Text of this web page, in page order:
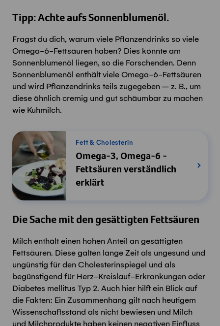
Tipp: Achte aufs Sonnenblumenöl.
Fragst du dich, warum viele Pflanzendrinks so viele
Omega-6-Fettsäuren haben? Dies könnte am
Sonnenblumenöl liegen, so die Forschenden. Denn
Sonnenblumenöl enthält viele Omega-6-Fettsäuren
und wird Pflanzendrinks teils zugegeben – z. B., um
diese ähnlich cremig und gut schäumbar zu machen
wie Kuhmilch.
Fett & Cholesterin
Omega-3, Omega-6 -
Fettsäuren verständlich
erklärt
Die Sache mit den gesättigten Fettsäuren
Milch enthält einen hohen Anteil an gesättigten
Fettsäuren. Diese galten lange Zeit als ungesund und
ungünstig für den Cholesterinspiegel und als
begünstigend für Herz-Kreislauf-Erkrankungen oder
Diabetes mellitus Typ 2. Auch hier hilft ein Blick auf
die Fakten: Ein Zusammenhang gilt nach heutigem
Wissenschaftsstand als nicht bewiesen und Milch
und Milchprodukte haben keinen negativen Einfluss